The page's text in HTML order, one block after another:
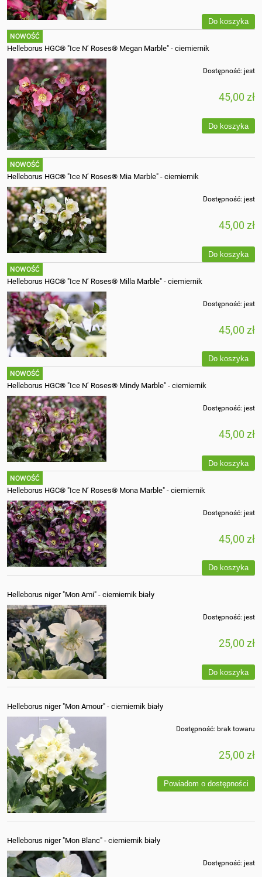
Do koszyka
Helleborus HGC® "Ice N’ Roses® Megan Marble" - ciemiernik
Dostępność: jest
45,00 zł
Do koszyka
NOWOŚĆ
Helleborus HGC® "Ice N’ Roses® Mia Marble" - ciemiernik
Dostępność: jest
45,00 zł
Do koszyka
NOWOŚĆ
Helleborus HGC® "Ice N’ Roses® Milla Marble" - ciemiernik
Dostępność: jest
45,00 zł
Do koszyka
NOWOŚĆ
Helleborus HGC® "Ice N’ Roses® Mindy Marble" - ciemiernik
Dostępność: jest
45,00 zł
Do koszyka
NOWOŚĆ
Helleborus HGC® "Ice N’ Roses® Mona Marble" - ciemiernik
Dostępność: jest
45,00 zł
Do koszyka
NOWOŚĆ
Helleborus niger "Mon Ami" - ciemiernik biały
Dostępność: jest
25,00 zł
Do koszyka
Helleborus niger "Mon Amour" - ciemiernik biały
Dostępność: brak towaru
25,00 zł
Powiadom o dostępności
Helleborus niger "Mon Blanc" - ciemiernik biały
Dostępność: jest